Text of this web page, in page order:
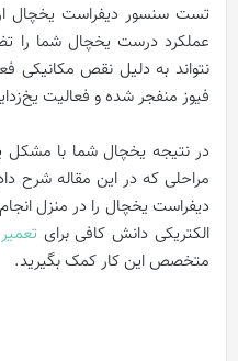
تست سنسور دیفراست یخچال از
عملکرد درست یخچال شما را
نتواند به دلیل نقص مکانیکی
فیوز منفجر شده و فعالیت
در نتیجه یخچال شما با مشکل
مراحلی که در این مقاله شرح
دیفراست یخچال را در منزل
الکتریکی دانش کافی برای
متخصص این کار کمک بگیرید.